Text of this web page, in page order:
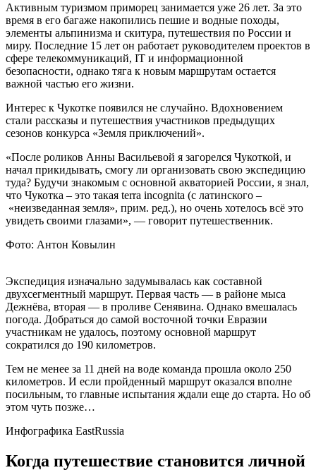
Активным туризмом приморец занимается уже 26 лет. За это
время в его багаже накопились пешие и водные походы,
элементы альпинизма и скитура, путешествия по России и
миру. Последние 15 лет он работает руководителем проектов в
сфере телекоммуникаций, IT и информационной
безопасности, однако тяга к новым маршрутам остается
важной частью его жизни.
Интерес к Чукотке появился не случайно. Вдохновением
стали рассказы и путешествия участников предыдущих
сезонов конкурса «Земля приключений».
«После роликов Анны Васильевой я загорелся Чукоткой, и
начал прикидывать, смогу ли организовать свою экспедицию
туда? Будучи знакомым с основной акваторией России, я знал,
что Чукотка – это такая terra incognita (с латинского –
«неизведанная земля», прим. ред.), но очень хотелось всё это
увидеть своими глазами», — говорит путешественник.
Фото: Антон Ковылин
Экспедиция изначально задумывалась как составной
двухсегментный маршрут. Первая часть — в районе мыса
Дежнёва, вторая — в проливе Сенявина. Однако вмешалась
погода. Добраться до самой восточной точки Евразии
участникам не удалось, поэтому основной маршрут
сократился до 190 километров.
Тем не менее за 11 дней на воде команда прошла около 250
километров. И если пройденный маршрут оказался вполне
посильным, то главные испытания ждали еще до старта. Но об
этом чуть позже…
Инфографика EastRussia
Когда путешествие становится личной